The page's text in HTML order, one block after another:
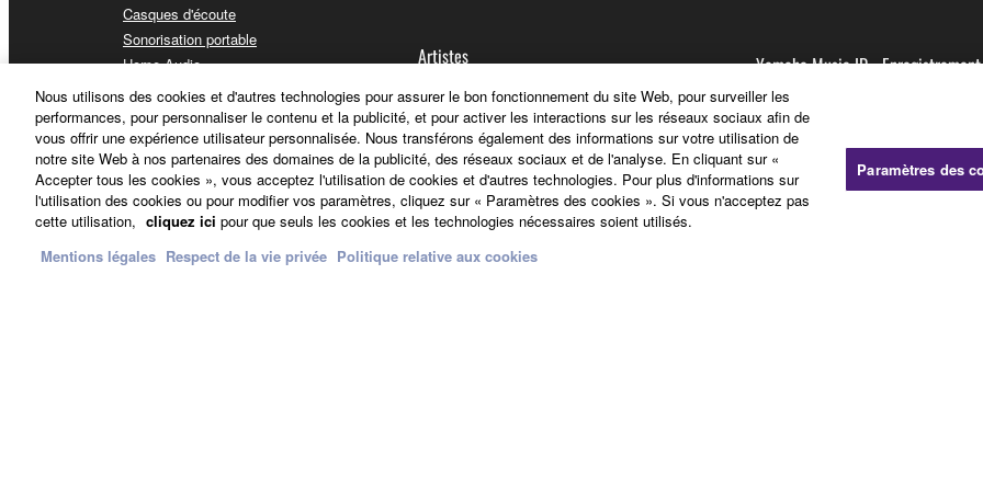
Casques d'écoute
Sonorisation portable
Home Audio
Streaming et jeux
Appareils de communication
Applications pour iOS et Android™
Artistes
Distributeurs
Yamaha Music ID - Enregistrement
FAQ sur l'adhésion
France - French
Nous utilisons des cookies et d'autres technologies pour assurer le bon fonctionnement du site Web, pour surveiller les
performances, pour personnaliser le contenu et la publicité, et pour activer les interactions sur les réseaux sociaux afin de
vous offrir une expérience utilisateur personnalisée. Nous transférons également des informations sur votre utilisation de
notre site Web à nos partenaires des domaines de la publicité, des réseaux sociaux et de l'analyse. En cliquant sur «
Accepter tous les cookies », vous acceptez l'utilisation de cookies et d'autres technologies. Pour plus d'informations sur
l'utilisation des cookies ou pour modifier vos paramètres, cliquez sur « Paramètres des cookies ». Si vous n'acceptez pas
cette utilisation, cliquez ici pour que seuls les cookies et les technologies nécessaires soient utilisés.
Mentions légales Respect de la vie privée Politique relative aux cookies
Paramètres des